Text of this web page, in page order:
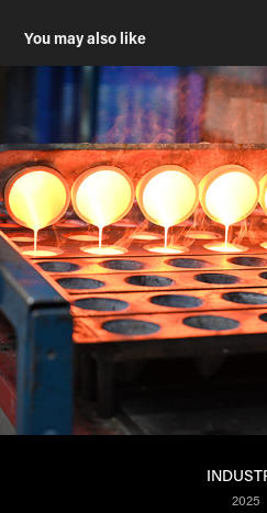
You may also like
2025